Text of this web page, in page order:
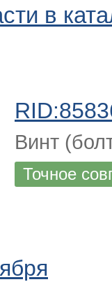
в
Винт
Точное